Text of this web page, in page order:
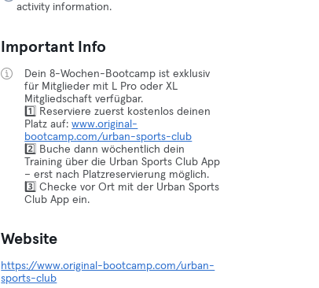
activity information.
Important Info
Dein 8-Wochen-Bootcamp ist exklusiv
für Mitglieder mit L Pro oder XL
Mitgliedschaft verfügbar.
1️⃣ Reserviere zuerst kostenlos deinen
Platz auf:www.original-
bootcamp.com/urban-sports-club
2️⃣ Buche dann wöchentlich dein
Training über die Urban Sports Club App
– erst nach Platzreservierung möglich.
3️⃣ Checke vor Ort mit der Urban Sports
Club App ein.
Website
https://www.original-bootcamp.com/urban-
sports-club